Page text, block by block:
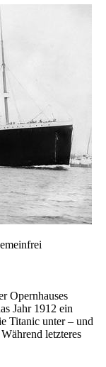
Opernhauses
Jahr 1912 ein
Titanic unter – und
letzteres